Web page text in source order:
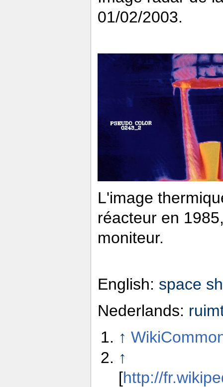
01/02/2003.
L'image
réacteur en
moniteur.
English: space
Nederlands:
↑
↑
[http://